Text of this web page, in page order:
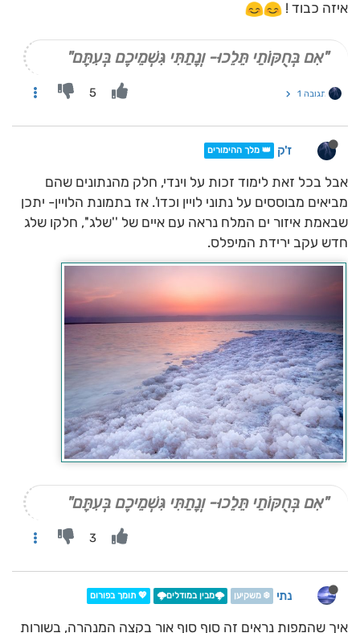
איזה כבוד !
"אִם בְּחֻקּוֹתַי תֵּלֵכוּ- וְנָתַתִּי גִּשְׁמֵיכֶם בְּעִתָּם"
תגובה 1 5
ז'ק 👑 מלך ההימורים
אבל בכל זאת לימוד זכות על וינדי, חלק מהנתונים שהם
מביאים מבוססים על נתוני לויין וכדו'. אז בתמונת הלויין- יתכן
שבאמת איזור ים המלח נראה עם איים של ''שלג'', חלקו שלג
חדש עקב ירידת המיפלס.
"אִם בְּחֻקּוֹתַי תֵּלֵכוּ- וְנָתַתִּי גִּשְׁמֵיכֶם בְּעִתָּם"
3
נתי ❄️ משקיען 🌩️מבין במודלים🌩️ 💖 תומך בפורום
איך שהמפות נראים זה סוף סוף אור בקצה המנהרה, בשורות